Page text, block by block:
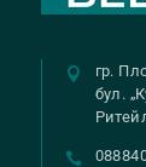
гр.
бул.